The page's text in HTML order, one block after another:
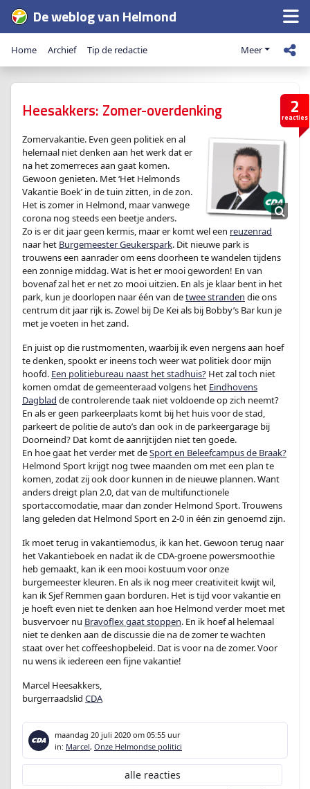
De weblog van Helmond
Home Archief Tip de redactie Meer
2
reacties
Heesakkers : Zomer-overdenking
Zomervakantie. Even geen politiek en al
helemaal niet denken aan het werk dat er
na het zomerreces aan gaat komen.
Gewoon genieten. Met ‘Het Helmonds
Vakantie Boek’ in de tuin zitten, in de zon.
Het is zomer in Helmond, maar vanwege
corona nog steeds een beetje anders.
Zo is er dit jaar geen kermis, maar er komt wel een reuzenrad
naar het Burgemeester Geukerspark. Dit nieuwe park is
trouwens een aanrader om eens doorheen te wandelen tijdens
een zonnige middag. Wat is het er mooi geworden! En van
bovenaf zal het er net zo mooi uitzien. En als je klaar bent in het
park, kun je doorlopen naar één van detwee stranden die ons
centrum dit jaar rijk is. Zowel bij De Kei als bij Bobby’s Bar kun je
met je voeten in het zand.
En juist op die rustmomenten, waarbij ik even nergens aan hoef
te denken, spookt er ineens toch weer wat politiek door mijn
hoofd. Een politiebureau naast het stadhuis? Het zal toch niet
komen omdat de gemeenteraad volgens het Eindhovens
Dagblad de controlerende taak niet voldoende op zich neemt?
En als er geen parkeerplaats komt bij het huis voor de stad,
parkeert de politie de auto’s dan ook in de parkeergarage bij
Doorneind? Dat komt de aanrijtijden niet ten goede.
En hoe gaat het verder met deSport en Beleefcampus de Braak?
Helmond Sport krijgt nog twee maanden om met een plan te
komen, zodat zij ook door kunnen in de nieuwe plannen. Want
anders dreigt plan 2.0, dat van de multifunctionele
sportaccomodatie, maar dan zonder Helmond Sport. Trouwens
lang geleden dat Helmond Sport en 2-0 in één zin genoemd zijn.
Ik moet terug in vakantiemodus, ik kan het. Gewoon terug naar
het Vakantieboek en nadat ik de CDA-groene powersmoothie
heb gemaakt, kan ik een mooi kostuum voor onze
burgemeester kleuren. En als ik nog meer creativiteit kwijt wil,
kan ik Sjef Remmen gaan borduren. Het is tijd voor vakantie en
je hoeft even niet te denken aan hoe Helmond verder moet met
busvervoer nu Bravoflex gaat stoppen. En ik hoef al helemaal
niet te denken aan de discussie die na de zomer te wachten
staat over het coffeeshopbeleid. Dat is voor na de zomer. Voor
nu wens ik iedereen een fijne vakantie!
Marcel Heesakkers,
burgerraadslid CDA
maandag 20 juli 2020 om 05:55 uur
in: Marcel, Onze Helmondse politici
alle reacties